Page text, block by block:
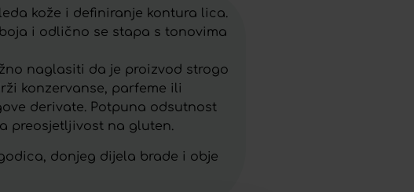
kože i definiranje kontura lica.
i odlično se stapa s tonovima
naglasiti da je proizvod strogo
konzervanse, parfeme ili
derivate. Potpuna odsutnost
preosjetljivost na gluten.
donjeg dijela brade i obje